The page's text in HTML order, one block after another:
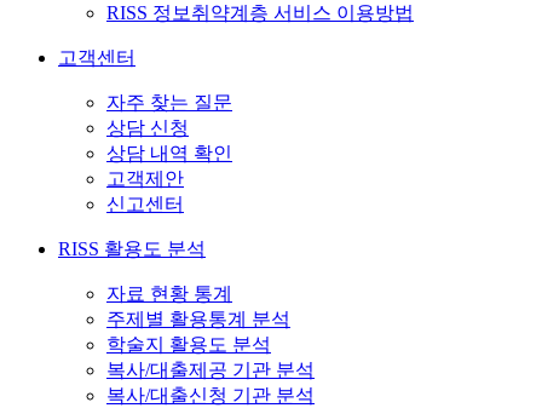
RISS 정보취약계층 서비스 이용방법
고객센터
자주 찾는 질문
상담 신청
상담 내역 확인
고객제안
신고센터
RISS 활용도 분석
자료 현황 통계
주제별 활용통계 분석
학술지 활용도 분석
복사/대출제공 기관 분석
복사/대출신청 기관 분석